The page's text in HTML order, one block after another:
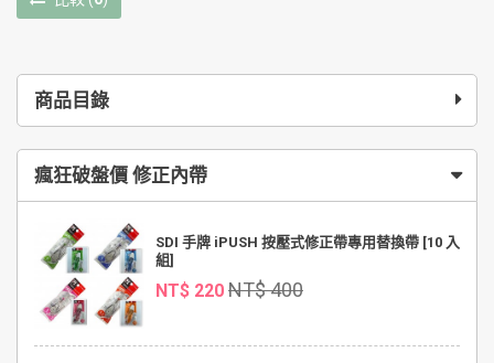
商品目錄
瘋狂破盤價 修正內帶
SDI 手牌 iPUSH 按壓式修正帶專用替換帶 [10 入
組]
NT$ 220 NT$ 400